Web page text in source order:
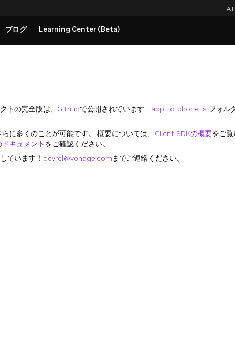
ブログ Learning Center (Beta)
トの完全版は、 Githubで公開されています - app-to-phone-js フォル
に多くのことが可能です。 概要については、 Client SDKの概要をご覧
キュメント をご確認ください。
ています！ devrel@vonage.com までご連絡ください。